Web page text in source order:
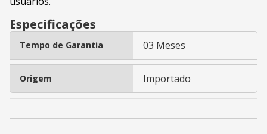
Especificações
Tempo de Garantia 03 Meses
Origem Importado